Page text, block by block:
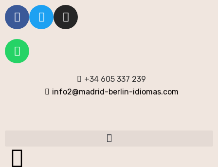
+34 605 337 239
info2@madrid-berlin-idiomas.com